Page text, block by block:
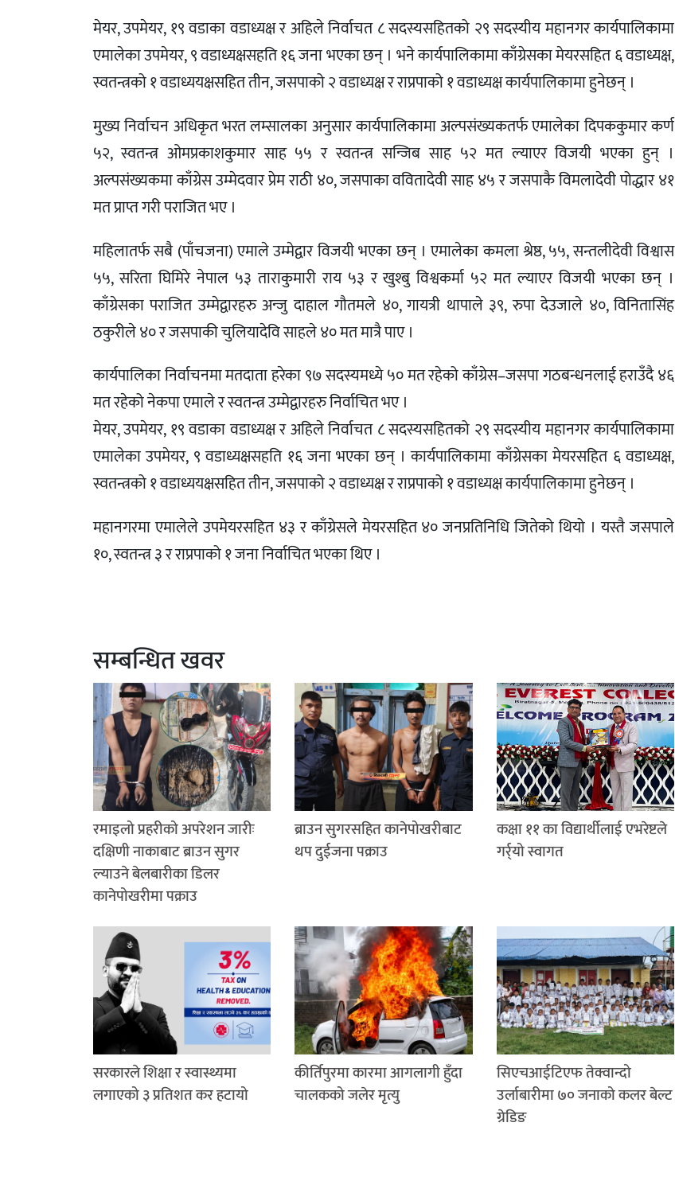
मेयर, उपमेयर, १९ वडाका वडाध्यक्ष र अहिले निर्वाचत ८ सदस्यसहितको २९ सदस्यीय महानगर कार्यपालिकामा
एमालेका उपमेयर, ९ वडाध्यक्षसहति १६ जना भएका छन् । भने कार्यपालिकामा काँग्रेसका मेयरसहित ६ वडाध्यक्ष,
स्वतन्त्रको १ वडाध्ययक्षसहित तीन, जसपाको २ वडाध्यक्ष र राप्रपाको १ वडाध्यक्ष कार्यपालिकामा हुनेछन् ।
मुख्य निर्वाचन अधिकृत भरत लम्सालका अनुसार कार्यपालिकामा अल्पसंख्यकतर्फ एमालेका दिपककुमार कर्ण
५२, स्वतन्त्र ओमप्रकाशकुमार साह ५५ र स्वतन्त्र सन्जिब साह ५२ मत ल्याएर विजयी भएका हुन् ।
अल्पसंख्यकमा काँग्रेस उम्मेदवार प्रेम राठी ४०, जसपाका ववितादेवी साह ४५ र जसपाकै विमलादेवी पोद्धार ४१
मत प्राप्त गरी पराजित भए ।
महिलातर्फ सबै (पाँचजना) एमाले उम्मेद्वार विजयी भएका छन् । एमालेका कमला श्रेष्ठ, ५५, सन्तलीदेवी विश्वास
५५, सरिता घिमिरे नेपाल ५३ ताराकुमारी राय ५३ र खुश्बु विश्वकर्मा ५२ मत ल्याएर विजयी भएका छन् ।
काँग्रेसका पराजित उम्मेद्वारहरु अन्जु दाहाल गौतमले ४०, गायत्री थापाले ३९, रुपा देउजाले ४०, विनितासिंह
ठकुरीले ४० र जसपाकी चुलियादेवि साहले ४० मत मात्रै पाए ।
कार्यपालिका निर्वाचनमा मतदाता हरेका ९७ सदस्यमध्ये ५० मत रहेको काँग्रेस–जसपा गठबन्धनलाई हराउँदै ४६
मत रहेको नेकपा एमाले र स्वतन्त्र उम्मेद्वारहरु निर्वाचित भए ।
मेयर, उपमेयर, १९ वडाका वडाध्यक्ष र अहिले निर्वाचत ८ सदस्यसहितको २९ सदस्यीय महानगर कार्यपालिकामा
एमालेका उपमेयर, ९ वडाध्यक्षसहति १६ जना भएका छन् । कार्यपालिकामा काँग्रेसका मेयरसहित ६ वडाध्यक्ष,
स्वतन्त्रको १ वडाध्ययक्षसहित तीन, जसपाको २ वडाध्यक्ष र राप्रपाको १ वडाध्यक्ष कार्यपालिकामा हुनेछन् ।
महानगरमा एमालेले उपमेयरसहित ४३ र काँग्रेसले मेयरसहित ४० जनप्रतिनिधि जितेको थियो । यस्तै जसपाले
१०, स्वतन्त्र ३ र राप्रपाको १ जना निर्वाचित भएका थिए ।
सम्बन्धित खवर
रमाइलो प्रहरीको अपरेशन जारीः
दक्षिणी नाकाबाट ब्राउन सुगर
ल्याउने बेलबारीका डिलर
कानेपोखरीमा पक्राउ
ब्राउन सुगरसहित कानेपोखरीबाट
थप दुईजना पक्राउ
कक्षा ११ का विद्यार्थीलाई एभरेष्टले
गर्र्यो स्वागत
सरकारले शिक्षा र स्वास्थ्यमा
लगाएको ३ प्रतिशत कर हटायो
कीर्तिपुरमा कारमा आगलागी हुँदा
चालकको जलेर मृत्यु
सिएचआईटिएफ तेक्वान्दो
उर्लाबारीमा ७० जनाको कलर बेल्ट
ग्रेडिङ